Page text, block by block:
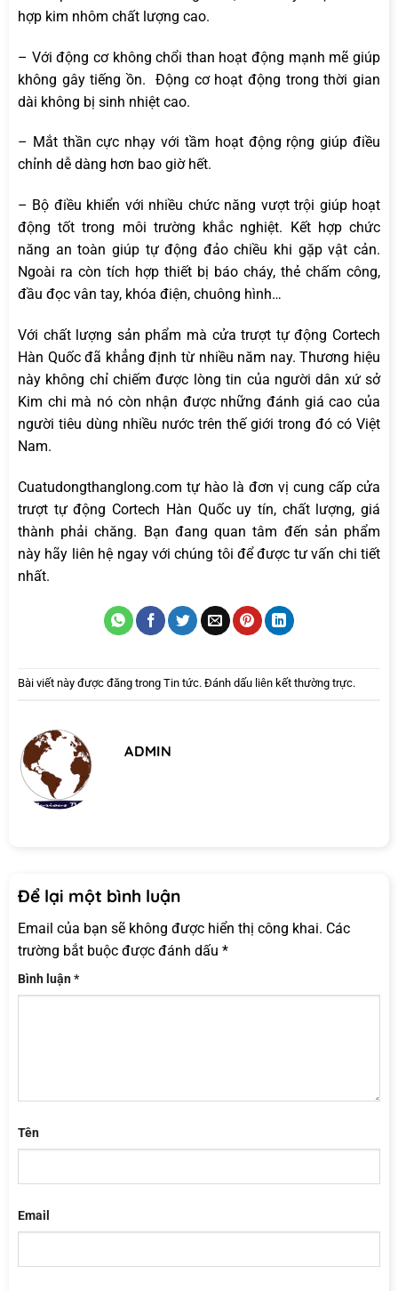
hợp kim nhôm chất lượng cao.
– Với động cơ không chổi than hoạt động mạnh mẽ giúp
không gây tiếng ồn. Động cơ hoạt động trong thời gian
dài không bị sinh nhiệt cao.
– Mắt thần cực nhạy với tầm hoạt động rộng giúp điều
chỉnh dễ dàng hơn bao giờ hết.
– Bộ điều khiển với nhiều chức năng vượt trội giúp hoạt
động tốt trong môi trường khắc nghiệt. Kết hợp chức
năng an toàn giúp tự động đảo chiều khi gặp vật cản.
Ngoài ra còn tích hợp thiết bị báo cháy, thẻ chấm công,
đầu đọc vân tay, khóa điện, chuông hình…
Với chất lượng sản phẩm mà cửa trượt tự động Cortech
Hàn Quốc đã khẳng định từ nhiều năm nay. Thương hiệu
này không chỉ chiếm được lòng tin của người dân xứ sở
Kim chi mà nó còn nhận được những đánh giá cao của
người tiêu dùng nhiều nước trên thế giới trong đó có Việt
Nam.
Cuatudongthanglong.com tự hào là đơn vị cung cấp cửa
trượt tự động Cortech Hàn Quốc uy tín, chất lượng, giá
thành phải chăng. Bạn đang quan tâm đến sản phẩm
này hãy liên hệ ngay với chúng tôi để được tư vấn chi tiết
nhất.
Bài viết này được đăng trong Tin tức. Đánh dấu liên kết thường trực.
ADMIN
Để lại một bình luận
Email của bạn sẽ không được hiển thị công khai. Các
trường bắt buộc được đánh dấu *
Bình luận*
Tên
Email